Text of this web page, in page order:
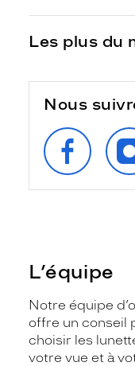
Les plus du
Nous
SUR
FACEBOOK
L’équipe
Notre équipe
offre un conseil
choisir les
votre vue et à